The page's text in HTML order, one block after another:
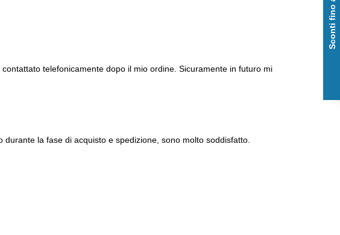
telefonicamente dopo il mio ordine. Sicuramente in futuro mi
la fase di acquisto e spedizione, sono molto soddisfatto.